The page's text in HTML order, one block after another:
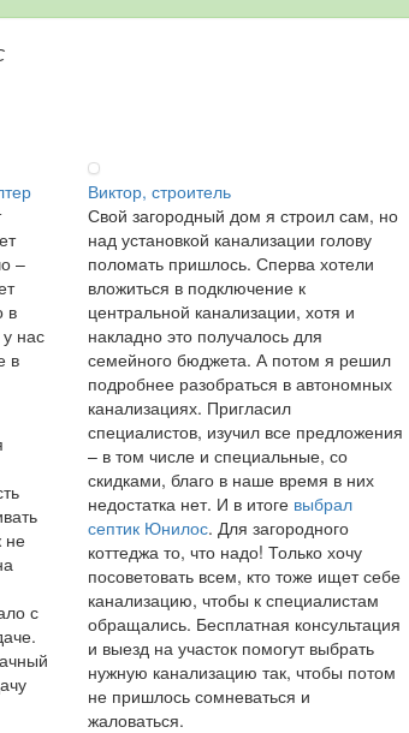
–
в
у нас
в
не
с
Виктор, строитель
Свой загородный дом я строил сам, но
над установкой канализации голову
поломать пришлось. Сперва хотели
вложиться в подключение к
центральной канализации, хотя и
накладно это получалось для
семейного бюджета. А потом я решил
подробнее разобраться в автономных
канализациях. Пригласил
специалистов, изучил все предложения
– в том числе и специальные, со
скидками, благо в наше время в них
недостатка нет. И в итоге выбрал
септик Юнилос. Для загородного
коттеджа то, что надо! Только хочу
посоветовать всем, кто тоже ищет себе
канализацию, чтобы к специалистам
обращались. Бесплатная консультация
и выезд на участок помогут выбрать
нужную канализацию так, чтобы потом
не пришлось сомневаться и
жаловаться.